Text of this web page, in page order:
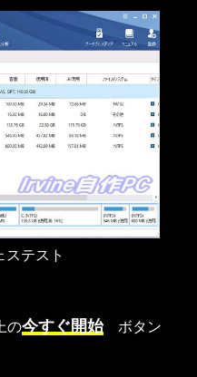
ステスト
の今すぐ開始ボタン